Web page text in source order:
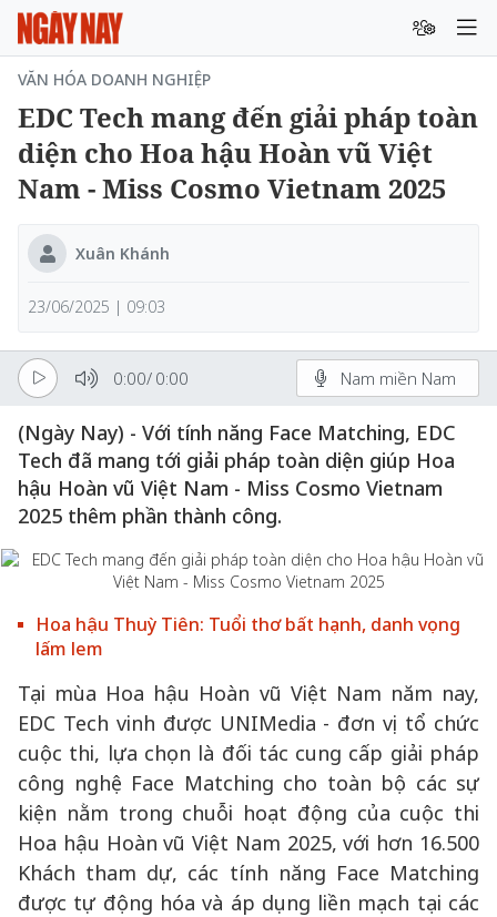
VĂN HÓA DOANH NGHIỆP
EDC Tech mang đến giải pháp toàn
diện cho Hoa hậu Hoàn vũ Việt
Nam - Miss Cosmo Vietnam 2025
Xuân Khánh
23/06/2025 | 09:03
0:00/ 0:00 Nam miền Nam
(Ngày Nay) - Với tính năng Face Matching, EDC
Tech đã mang tới giải pháp toàn diện giúp Hoa
hậu Hoàn vũ Việt Nam - Miss Cosmo Vietnam
2025 thêm phần thành công.
Hoa hậu Thuỳ Tiên: Tuổi thơ bất hạnh, danh vọng
lấm lem
Tại mùa Hoa hậu Hoàn vũ Việt Nam năm nay,
EDC Tech vinh được UNIMedia - đơn vị tổ chức
cuộc thi, lựa chọn là đối tác cung cấp giải pháp
công nghệ Face Matching cho toàn bộ các sự
kiện nằm trong chuỗi hoạt động của cuộc thi
Hoa hậu Hoàn vũ Việt Nam 2025, với hơn 16.500
Khách tham dự, các tính năng Face Matching
được tự động hóa và áp dụng liền mạch tại các